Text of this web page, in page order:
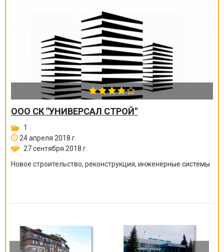
ООО СК "УНИВЕРСАЛ СТРОЙ"
1
24 апреля 2018 г.
27 сентября 2018 г.
Новое строительство, реконструкция, инженерные системы